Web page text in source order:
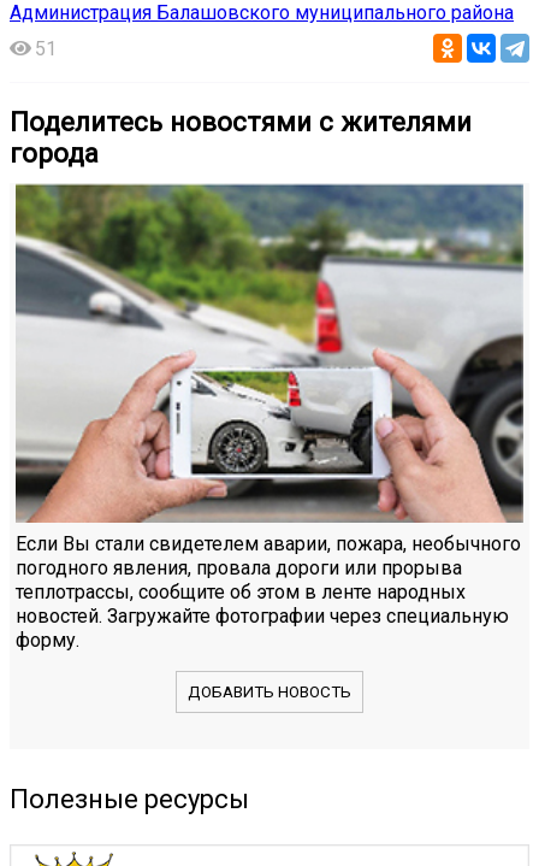
Администрация Балашовского муниципального района
51
Поделитесь новостями с жителями
города
Если Вы стали свидетелем аварии, пожара, необычного
погодного явления, провала дороги или прорыва
теплотрассы, сообщите об этом в ленте народных
новостей. Загружайте фотографии через специальную
форму.
ДОБАВИТЬ НОВОСТЬ
Полезные ресурсы